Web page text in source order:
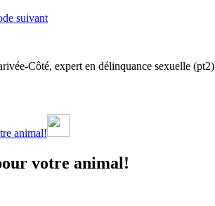
suivant
Côté, expert en délinquance sexuelle (pt2)
votre animal!